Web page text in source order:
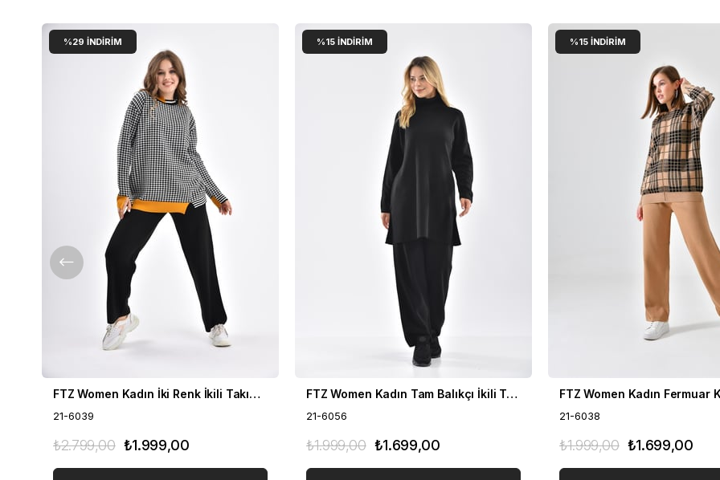
FTZ Women Kadın İki Renk İkili Takım Siyah 21-6039
21-6039
₺1.999,00
₺2.799,00
%29 İNDIRIM
FTZ Women Kadın Tam Balıkçı İkili Takım Siyah 21-6056
21-6056
₺1.699,00
₺1.999,00
%15 İNDIRIM
21-6038
₺1.699,00
₺1.999,00
%15 İNDIRIM